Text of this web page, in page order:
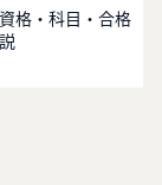
格・科目・合格